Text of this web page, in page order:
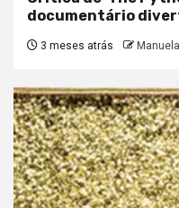
documentário
3 meses atrás